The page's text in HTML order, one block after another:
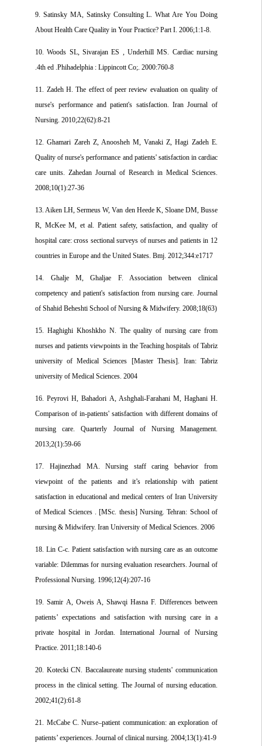
9. Satinsky MA, Satinsky Consulting L. What Are You Doing
About Health Care Quality in Your Practice? Part I. 2006;1:1-8.
10. Woods SL, Sivarajan ES , Underhill MS. Cardiac nursing
.4th ed .Phihadelphia : Lippincott Co;. 2000:760-8
11. Zadeh H. The effect of peer review evaluation on quality of
nurse's performance and patient's satisfaction. Iran Journal of
Nursing. 2010;22(62):8-21
12. Ghamari Zareh Z, Anoosheh M, Vanaki Z, Hagi Zadeh E.
Quality of nurse's performance and patients' satisfaction in cardiac
care units. Zahedan Journal of Research in Medical Sciences.
2008;10(1):27-36
13. Aiken LH, Sermeus W, Van den Heede K, Sloane DM, Busse
R, McKee M, et al. Patient safety, satisfaction, and quality of
hospital care: cross sectional surveys of nurses and patients in 12
countries in Europe and the United States. Bmj. 2012;344:e1717
14. Ghalje M, Ghaljae F. Association between clinical
competency and patient's satisfaction from nursing care. Journal
of Shahid Beheshti School of Nursing & Midwifery. 2008;18(63)
15. Haghighi Khoshkho N. The quality of nursing care from
nurses and patients viewpoints in the Teaching hospitals of Tabriz
university of Medical Sciences [Master Thesis]. Iran: Tabriz
university of Medical Sciences. 2004
16. Peyrovi H, Bahadori A, Ashghali-Farahani M, Haghani H.
Comparison of in-patients' satisfaction with different domains of
nursing care. Quarterly Journal of Nursing Management.
2013;2(1):59-66
17. Hajinezhad MA. Nursing staff caring behavior from
viewpoint of the patients and it’s relationship with patient
satisfaction in educational and medical centers of Iran University
of Medical Sciences . [MSc. thesis] Nursing. Tehran: School of
nursing & Midwifery. Iran University of Medical Sciences. 2006
18. Lin C-c. Patient satisfaction with nursing care as an outcome
variable: Dilemmas for nursing evaluation researchers. Journal of
Professional Nursing. 1996;12(4):207-16
19. Samir A, Oweis A, Shawqi Hasna F. Differences between
patients’ expectations and satisfaction with nursing care in a
private hospital in Jordan. International Journal of Nursing
Practice. 2011;18:140-6
20. Kotecki CN. Baccalaureate nursing students' communication
process in the clinical setting. The Journal of nursing education.
2002;41(2):61-8
21. McCabe C. Nurse–patient communication: an exploration of
patients’ experiences. Journal of clinical nursing. 2004;13(1):41-9